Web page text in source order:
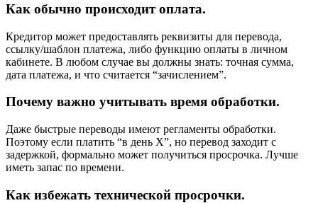
Как обычно происходит оплата.
Кредитор может предоставлять реквизиты для перевода,
ссылку/шаблон платежа, либо функцию оплаты в личном
кабинете. В любом случае вы должны знать: точная сумма,
дата платежа, и что считается “зачислением”.
Почему важно учитывать время обработки.
Даже быстрые переводы имеют регламенты обработки.
Поэтому если платить “в день X”, но перевод заходит с
задержкой, формально может получиться просрочка. Лучше
иметь запас по времени.
Как избежать технической просрочки.